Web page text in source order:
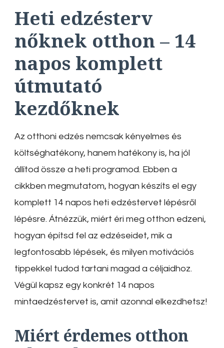
Heti edzésterv
nőknek otthon – 14
napos komplett
útmutató
kezdőknek
Az otthoni edzés nemcsak kényelmes és
költséghatékony, hanem hatékony is, ha jól
állítod össze a heti programod. Ebben a
cikkben megmutatom, hogyan készíts el egy
komplett 14 napos heti edzéstervet lépésről
lépésre. Átnézzük, miért éri meg otthon edzeni,
hogyan építsd fel az edzéseidet, mik a
legfontosabb lépések, és milyen motivációs
tippekkel tudod tartani magad a céljaidhoz.
Végül kapsz egy konkrét 14 napos
mintaedzéstervet is, amit azonnal elkezdhetsz!
Miért érdemes otthon